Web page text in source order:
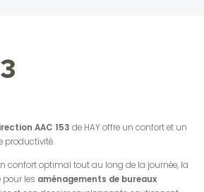
AAC 153 de HAY offre un confort et un
productivité.
confort optimal tout au long de la journée, la
pour les aménagements de bureaux